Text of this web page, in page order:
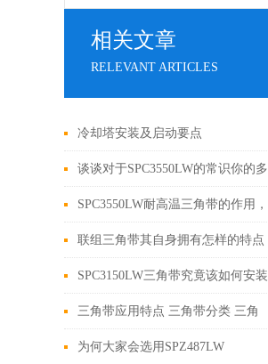
相关文章
RELEVANT ARTICLES
冷却塔安装及启动要点
谈谈对于SPC3550LW的常识你的多
少？
SPC3550LW耐高温三角带的作用，
你了解嘛？
联组三角带其自身拥有怎样的特点
呢？
SPC3150LW三角带究竟该如何安装
呢？
三角带应用特点 三角带分类 三角
带基准长度
为何大家会选用SPZ487LW